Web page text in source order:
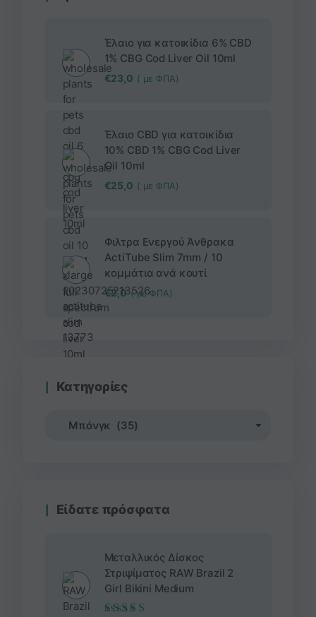
Έλαιο για κατοικίδια 6% CBD
1% CBG Cod Liver Oil 10ml
€23,0 ( με ΦΠΑ)
Έλαιο CBD για κατοικίδια
10% CBD 1% CBG Cod Liver
Oil 10ml
€25,0 ( με ΦΠΑ)
Φιλτρα Ενεργού Άνθρακα
ActiTube Slim 7mm / 10
κομμάτια ανά κουτί
€2,0 ( με ΦΠΑ)
Κατηγορίες
Είδατε πρόσφατα
Μεταλλικός Δίσκος
Στριψίματος RAW Brazil 2
Girl Bikini Medium